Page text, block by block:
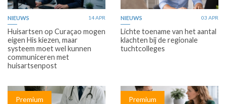
NIEUWS 14 APR
Huisartsen op Curaçao mogen
eigen His kiezen, maar
systeem moet wel kunnen
communiceren met
huisartsenpost
NIEUWS 03 APR
Lichte toename van het aantal
klachten bij de regionale
tuchtcolleges
Premium Premium